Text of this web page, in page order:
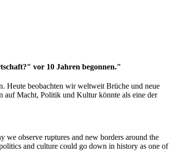
vor 10 Jahren begonnen."
Heute beobachten wir weltweit Brüche und neue
auf Macht, Politik und Kultur könnte als eine der
observe ruptures and new borders around the
and culture could go down in history as one of